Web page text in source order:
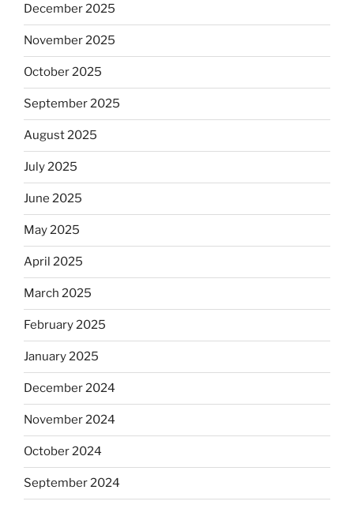
December 2025
November 2025
October 2025
September 2025
August 2025
July 2025
June 2025
May 2025
April 2025
March 2025
February 2025
January 2025
December 2024
November 2024
October 2024
September 2024